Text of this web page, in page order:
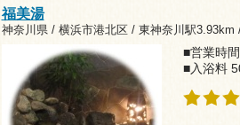
福美湯
神奈川県 / 横浜市港北区 / 東神奈川駅3.93km
■営業時
■入浴料